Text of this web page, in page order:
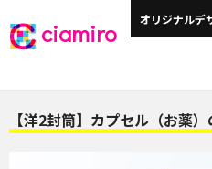
ciamiro オリジナルデ
封筒サイズから探す ▼
【洋2封筒】カプセル（お薬